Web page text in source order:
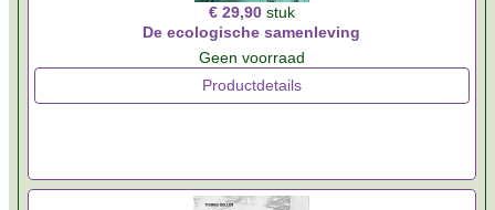
€ 29,90 stuk
De ecologische samenleving
Geen voorraad
Productdetails